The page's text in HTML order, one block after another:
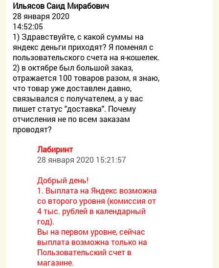
Ильясов Саид Мирабович
28 января 2020
14:52:05
1) Здравствуйте, с какой суммы на
яндекс деньги приходят? Я поменял с
пользовательского счета на я-кошелек.
2) в октябре был большой заказ,
отражается 100 товаров разом, я знаю,
что товар уже доставлен давно,
связывался с получателем, а у вас
пишет статус "доставка". Почему
отчисления не по всем заказам
проводят?
Лабиринт
28 января 2020 15:21:57
Добрый день!
1. Выплата на Яндекс возможна
со второго уровня (комиссия от
4 тыс. рублей в календарный
год).
Вы на первом уровне, сейчас
выплата возможна только на
Пользовательский счет в
магазине.